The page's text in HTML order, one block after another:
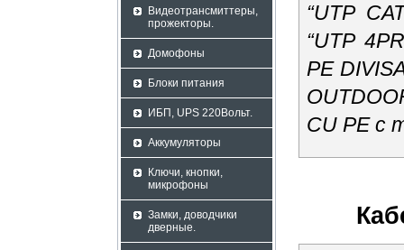
“UTP
“UTP
PE
CU PE с
Видеотрансмиттеры,
прожекторы.
Домофоны
Блоки питания
ИБП, UPS 220Вольт.
Аккумуляторы
Ключи, кнопки,
микрофоны
Замки, доводчики
дверные.